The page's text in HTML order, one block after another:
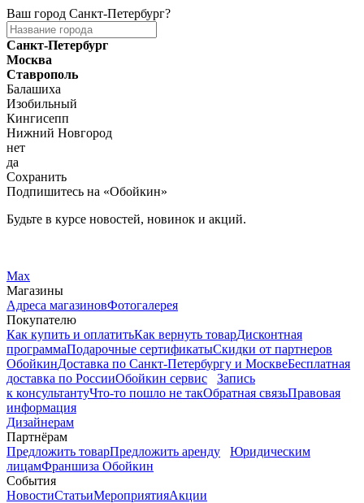
Ваш город Санкт-Петербург?
Санкт-Петербург
Москва
Ставрополь
Балашиха
Изобильный
Кингисепп
Нижний Новгород
нет
да
Сохранить
Подпишитесь на «Обойкин»
Будьте в курсе новостей, новинок и акций.
Max
Магазины
Адреса магазиновФотогалерея
Покупателю
Как купить и оплатитьКак вернуть товарДисконтная
программаПодарочные сертификатыСкидки от партнеров
ОбойкинДоставка по Санкт-Петербургу и МосквеБесплатная
доставка по РоссииОбойкин сервис
Запись
к консультантуЧто-то пошло не такОбратная связьПравовая
информация
Дизайнерам
Партнёрам
Предложить товарПредложить аренду
Юридическим
лицамФраншиза Обойкин
События
НовостиСтатьиМероприятияАкции